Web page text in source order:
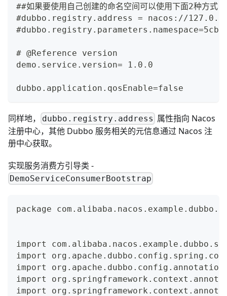
##如果要使用自己创建的命名空间可以使用下面2种方式
#dubbo.registry.address = nacos://
# @Reference version
demo.service.version= 1.0.0
dubbo.application.qosEnable=false
同样地， dubbo.registry.address 属性指向 Nacos
注册中心，其他 Dubbo 服务相关的元信息通过 Nacos 注
册中心获取。
实现服务消费方引导类 -
DemoServiceConsumerBootstrap
package
import
import
import
import
import